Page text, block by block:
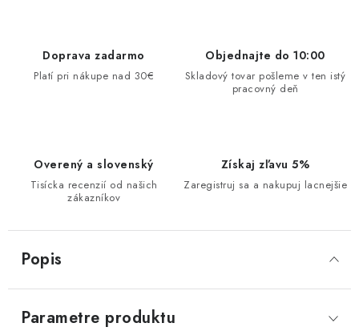
Doprava zadarmo
Platí pri nákupe nad 30€
Objednajte do 10:00
Skladový tovar pošleme v ten istý
pracovný deň
Overený a slovenský
Tisícka recenzií od našich
zákazníkov
Získaj zľavu 5%
Zaregistruj sa a nakupuj lacnejšie
Popis
Parametre produktu